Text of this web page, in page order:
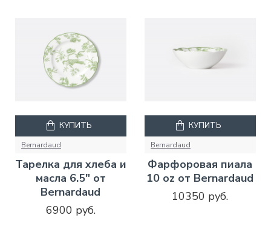
Bernardaud
Тарелка для хлеба и
масла 6.5" от
Bernardaud
6900 руб.
КУПИТЬ
Bernardaud
Фарфоровая пиала
10 oz от Bernardaud
10350 руб.
КУПИТЬ